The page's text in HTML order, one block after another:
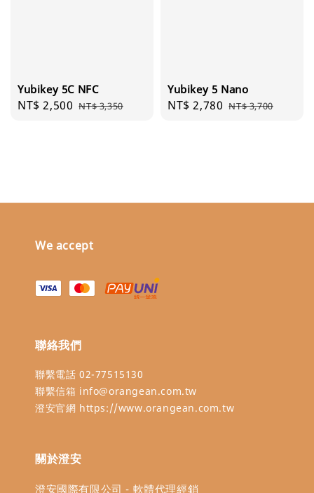
Yubikey 5C NFC
Sale
NT$ 2,500 Regular
NT$ 3,350
Yubikey 5 Nano
Sale
NT$ 2,780 Regular
NT$ 3,700
We accept
聯絡我們
聯繫電話 02-77515130
聯繫信箱 info@orangean.com.tw
澄安官網 https://www.orangean.com.tw
關於澄安
澄安國際有限公司 - 軟體代理經銷